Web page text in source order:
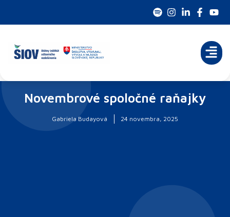
Novembrové spoločné raňajky
Gabriela Budayová 24 novembra, 2025